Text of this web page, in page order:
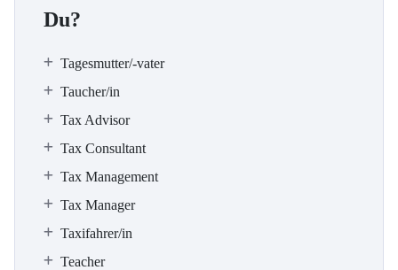
Du?
Tagesmutter/-vater
Taucher/in
Tax Advisor
Tax Consultant
Tax Management
Tax Manager
Taxifahrer/in
Teacher